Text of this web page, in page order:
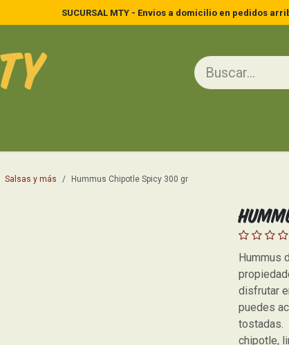
SUCURSAL MTY - Envios a domicilio en pedidos
Salsas y más Hummus Chipotle Spicy 300 gr
Hummus
disfrutar
puedes
tostadas.
chipotle,